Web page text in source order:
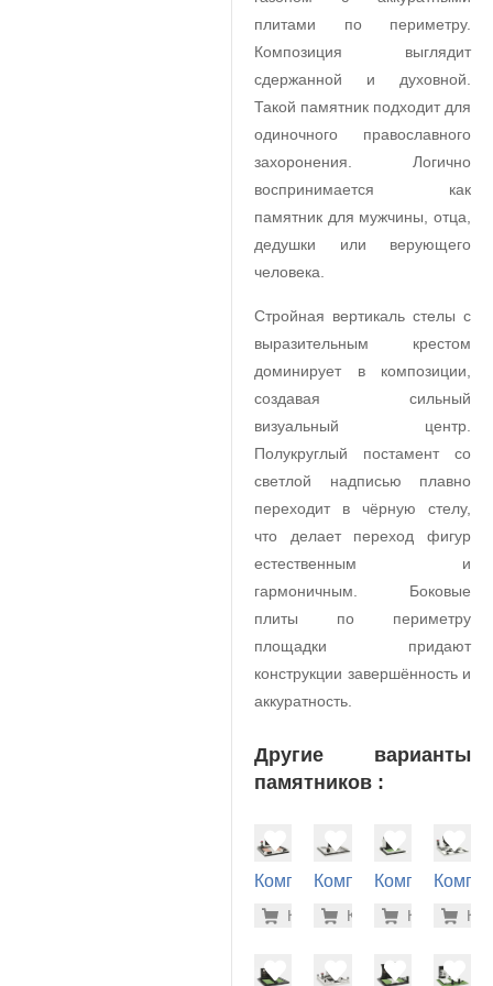
плитами по периметру.
Композиция выглядит
сдержанной и духовной.
Такой памятник подходит для
одиночного православного
захоронения. Логично
воспринимается как
памятник для мужчины, отца,
дедушки или верующего
человека.
Стройная вертикаль стелы с
выразительным крестом
доминирует в композиции,
создавая сильный
визуальный центр.
Полукруглый постамент со
светлой надписью плавно
переходит в чёрную стелу,
что делает переход фигур
естественным и
гармоничным. Боковые
плиты по периметру
площадки придают
конструкции завершённость и
аккуратность.
Другие варианты
памятников :
Комплекс
могилу
-7%
Купить
Комплекс
могилу
-7%
Купить
Комплекс
могилу
-
Купитьмогилу